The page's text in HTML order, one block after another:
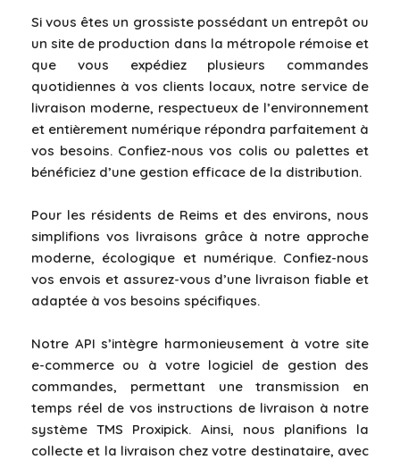
Si vous êtes un grossiste possédant un entrepôt ou
un site de production dans la métropole rémoise et
que vous expédiez plusieurs commandes
quotidiennes à vos clients locaux, notre service de
livraison moderne, respectueux de l’environnement
et entièrement numérique répondra parfaitement à
vos besoins. Confiez-nous vos colis ou palettes et
bénéficiez d’une gestion efficace de la distribution.
Pour les résidents de Reims et des environs, nous
simplifions vos livraisons grâce à notre approche
moderne, écologique et numérique. Confiez-nous
vos envois et assurez-vous d’une livraison fiable et
adaptée à vos besoins spécifiques.
Notre API s’intègre harmonieusement à votre site
e-commerce ou à votre logiciel de gestion des
commandes, permettant une transmission en
temps réel de vos instructions de livraison à notre
système TMS Proxipick. Ainsi, nous planifions la
collecte et la livraison chez votre destinataire, avec